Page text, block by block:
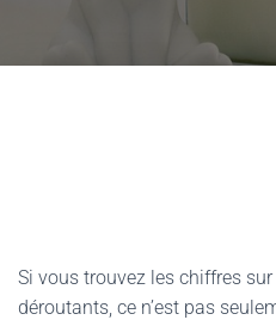
Si vous trouvez les chiffres
déroutants, ce n’est pas